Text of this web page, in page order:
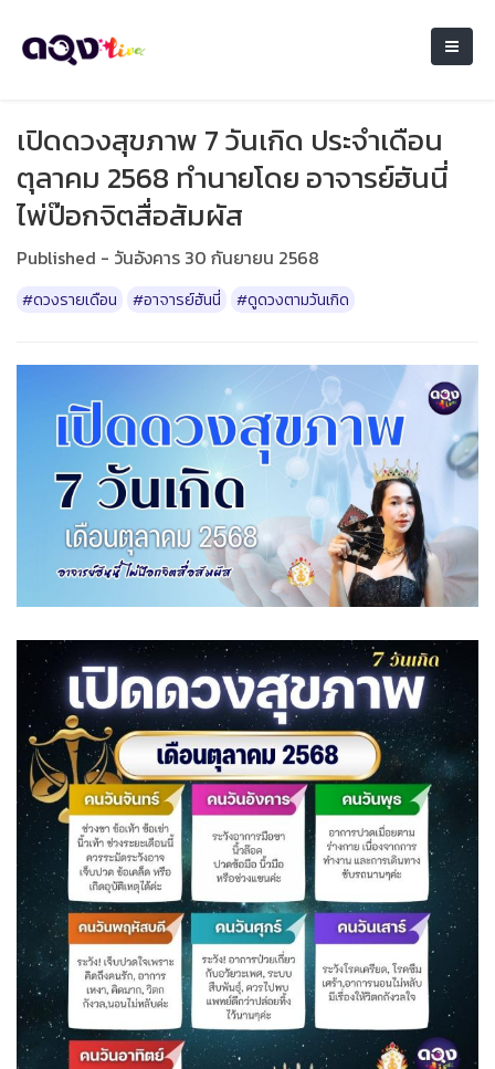
เปิดดวงสุขภาพ 7 วันเกิด ประจำเดือน
ตุลาคม 2568 ทำนายโดย อาจารย์ฮันนี่
ไพ่ป๊อกจิตสื่อสัมผัส
Published - วันอังคาร 30 กันยายน 2568
#ดวงรายเดือน #อาจารย์ฮันนี่ #ดูดวงตามวันเกิด